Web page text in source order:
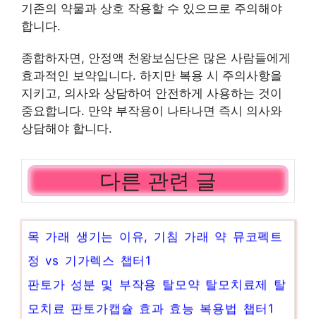
기존의 약물과 상호 작용할 수 있으므로 주의해야
합니다.
종합하자면, 안정액 천왕보심단은 많은 사람들에게
효과적인 보약입니다. 하지만 복용 시 주의사항을
지키고, 의사와 상담하여 안전하게 사용하는 것이
중요합니다. 만약 부작용이 나타나면 즉시 의사와
상담해야 합니다.
다른 관련 글
목 가래 생기는 이유, 기침 가래 약 뮤코펙트
정 vs 기가렉스 챕터1
판토가 성분 및 부작용 탈모약 탈모치료제 탈
모치료 판토가캡슐 효과 효능 복용법 챕터1